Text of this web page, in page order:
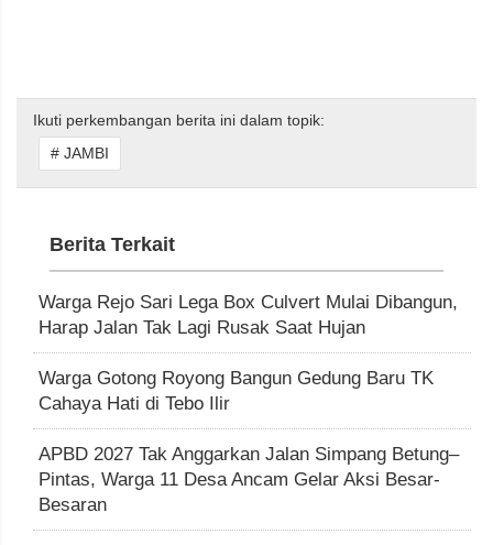
Ikuti perkembangan berita ini dalam topik:
# JAMBI
Berita Terkait
Warga Rejo Sari Lega Box Culvert Mulai Dibangun,
Harap Jalan Tak Lagi Rusak Saat Hujan
Warga Gotong Royong Bangun Gedung Baru TK
Cahaya Hati di Tebo Ilir
APBD 2027 Tak Anggarkan Jalan Simpang Betung–
Pintas, Warga 11 Desa Ancam Gelar Aksi Besar-
Besaran